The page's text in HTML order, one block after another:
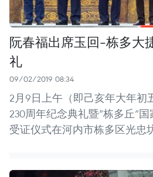
阮春福出席玉回-栋多大
礼
09/02/2019 08:34
2月9日上午（即己亥年大年初
230周年纪念典礼暨“栋多丘”
受证仪式在河内市栋多区光忠